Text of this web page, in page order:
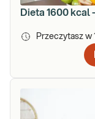
Dieta 1600 kcal
Przeczytasz w